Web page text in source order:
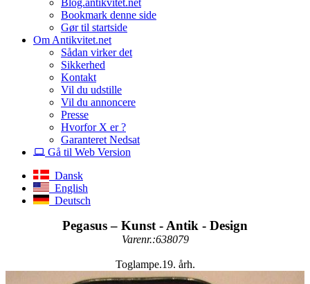
Blog.antikvitet.net
Bookmark denne side
Gør til startside
Om Antikvitet.net
Sådan virker det
Sikkerhed
Kontakt
Vil du udstille
Vil du annoncere
Presse
Hvorfor X er ?
Garanteret Nedsat
Gå til Web Version
Dansk
English
Deutsch
Pegasus – Kunst - Antik - Design
Varenr.:638079
Toglampe.19. årh.